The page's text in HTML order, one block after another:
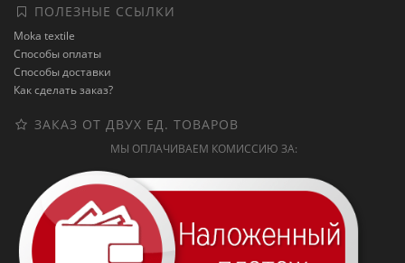
ПОЛЕЗНЫЕ ССЫЛКИ
Moka textile
Способы оплаты
Способы доставки
Как сделать заказ?
ЗАКАЗ ОТ ДВУХ ЕД. ТОВАРОВ
МЫ ОПЛАЧИВАЕМ КОМИССИЮ ЗА: